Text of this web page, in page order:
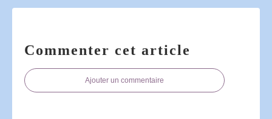
Commenter cet article
Ajouter un commentaire